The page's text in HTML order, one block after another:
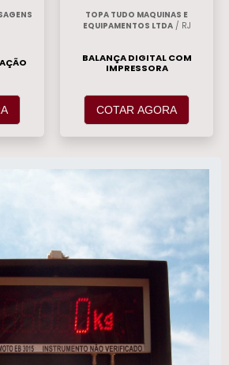
TOPA TUDO MAQUINAS E
EQUIPAMENTOS LTDA/ RJ
BALANÇA DIGITAL COM
IMPRESSORA
COTAR AGORA